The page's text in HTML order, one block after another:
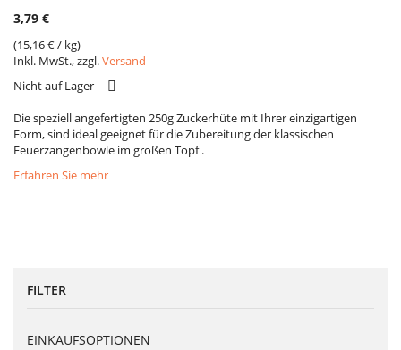
3,79 €
(15,16 €/ kg)
Inkl. MwSt., zzgl.Versand
Nicht auf Lager
Die speziell angefertigten 250g Zuckerhüte mit Ihrer einzigartigen
Form, sind ideal geeignet für die Zubereitung der klassischen
Feuerzangenbowle im großen Topf .
Erfahren Sie mehr
FILTER
EINKAUFSOPTIONEN